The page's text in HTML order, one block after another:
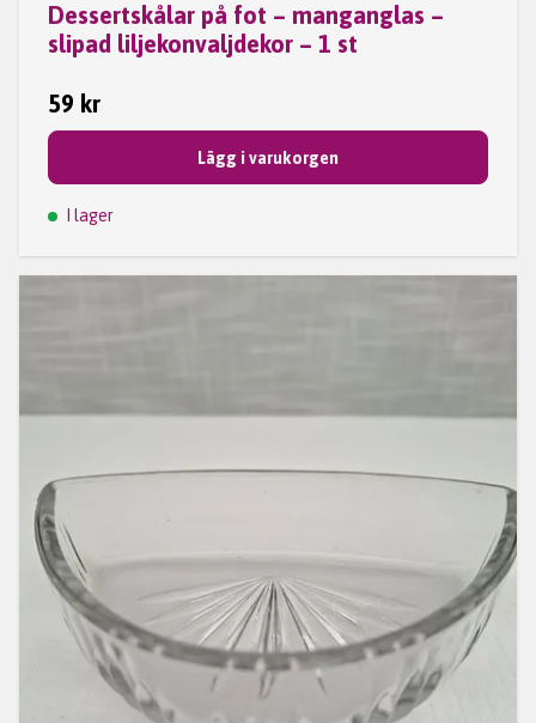
Dessertskålar på fot – manganglas –
slipad liljekonvaljdekor – 1 st
59 kr
Lägg i varukorgen
I lager